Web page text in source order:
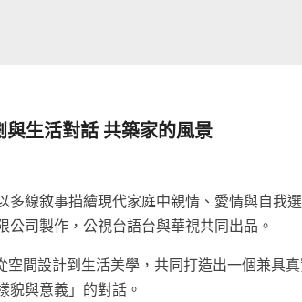
生活對話 共築家的風景
線敘事描繪現代家庭中親情、愛情與自我
司製作，公視台語台與華視共同出品。
間設計到生活美學，共同打造出一個兼具
貌與意義」的對話。